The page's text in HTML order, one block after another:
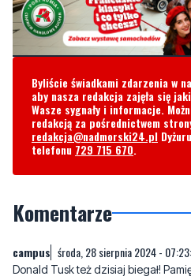
Byliście świadkami zdarzenia w
aby nasza redakcja zajęła się
Wasze sygnały i informacje.
redakcją za pośrednictwem
redakcja@nadmorski24.pl
telefonu 729 715 670.
Komentarze
campus środa, 28 sierpnia 2024 -
Donald Tusk też dzisiaj biegał!